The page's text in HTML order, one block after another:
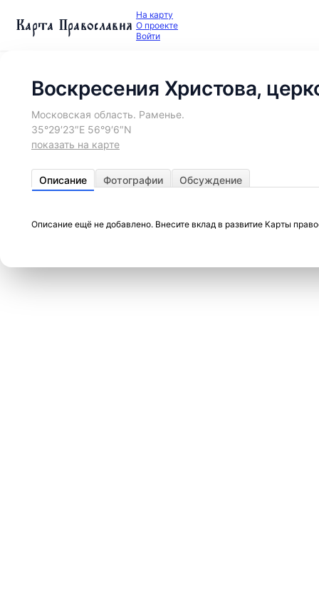
Карта Православия На карту
О проекте
Войти
Воскресения Христова,
Московская область. Раменье.
35°29′23″E 56°9′6″N
показать на карте
Описание Фотографии Обсуждение
Описание ещё не добавлено. Внесите вклад в развитие Карты